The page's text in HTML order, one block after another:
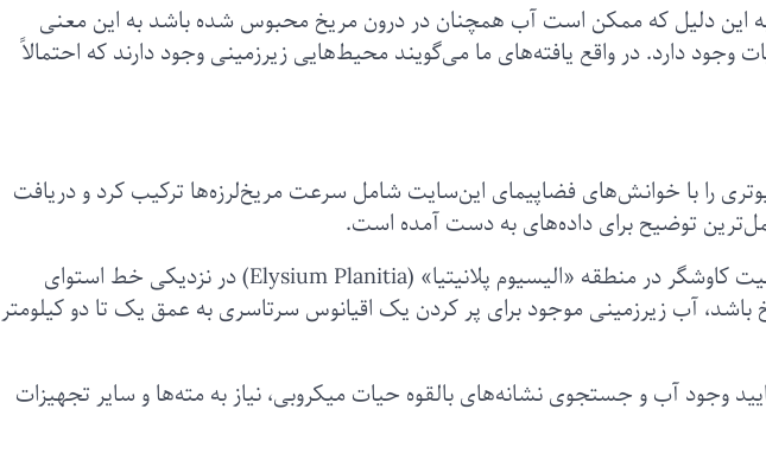
این دلیل که ممکن است آب همچنان در درون مریخ محبوس شده باشد به این معنی
وجود دارد. در واقع یافته‌های ما می‌گویند محیط‌هایی زیرزمینی وجود دارند که احتمالاً
را با خوانش‌های فضاپیمای این‌سایت شامل سرعت مریخ‌لرزه‌ها ترکیب کرد و دریافت
توضیح برای داده‌های به دست آمده است.
آقای رایت می‌گوید اگر موقعیت کاوشگر در منطقه «الیسیوم پلانیتیا» (Elysium Planitia) در نزدیکی خط استوای
آب زیرزمینی موجود برای پر کردن یک اقیانوس سرتاسری به عمق یک تا دو کیلومتر
وجود آب و جستجوی نشانه‌های بالقوه حیات میکروبی، نیاز به مته‌ها و سایر تجهیزات